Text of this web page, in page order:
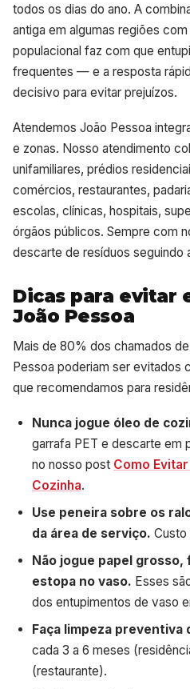
todos os dias do ano. A
antiga em algumas regiões
populacional faz com que
frequentes — e a resposta
decisivo para evitar prejuízos.
Atendemos João Pessoa
e zonas. Nosso atendimento
unifamiliares, prédios
comércios, restaurantes,
escolas, clínicas, hospitais,
órgãos públicos. Sempre com
descarte de resíduos seguindo
Dicas para evitar
João Pessoa
Mais de 80% dos chamados
Pessoa poderiam ser evitados
que recomendamos para
Nunca jogue óleo de
garrafa PET e descarte em
no nosso post Como
Cozinha.
Use peneira sobre os
da área de serviço. Custo
Não jogue papel
estopa no vaso. Esses
dos entupimentos de vaso
Faça limpeza preventiva
cada 3 a 6 meses
(restaurante).